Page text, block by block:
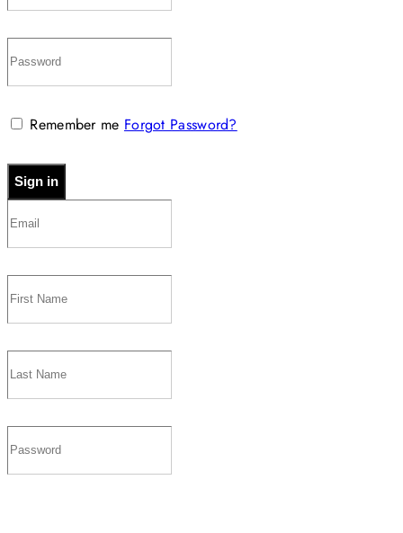
Remember me Forgot Password?
Sign in